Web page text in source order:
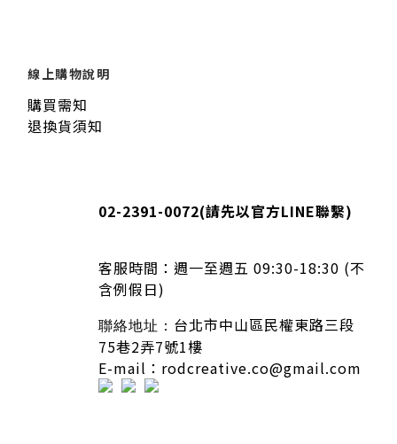
線上購物說明
購買需知
退換貨須知
02-2391-0072(請先以官方LINE聯繫)
客服時間： 週一至週五 09:30-18:30 (不
含例假日)
聯絡地址： 台北市中山區民權東路三段
75巷2弄7號1樓
E-mail：rodcreative.co@gmail.com